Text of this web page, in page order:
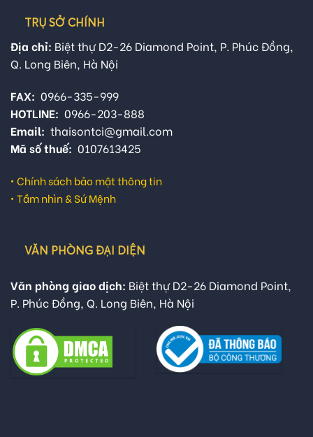
TRỤ SỞ CHÍNH
Địa chỉ: Biệt thự D2-26 Diamond Point, P. Phúc Đồng,
Q. Long Biên, Hà Nội
FAX: 0966-335-999
HOTLINE: 0966-203-888
Email: thaisontci@gmail.com
Mã số thuế: 0107613425
• Chính sách bảo mật thông tin
• Tầm nhìn & Sứ Mệnh
VĂN PHÒNG ĐẠI DIỆN
Văn phòng giao dịch: Biệt thự D2-26 Diamond Point,
P. Phúc Đồng, Q. Long Biên, Hà Nội